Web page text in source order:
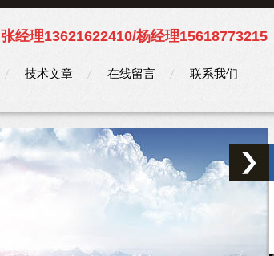
张经理13621622410/杨经理15618773215
技术文章 在线留言 联系我们